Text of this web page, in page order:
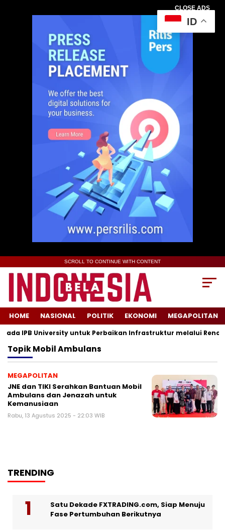
CLOSE ADS
SCROLL TO CONTINUE WITH CONTENT
HOME NASIONAL POLITIK EKONOMI MEGAPOLITAN
IPB University untuk Perbaikan Infrastruktur melalui
TopikMobil Ambulans
MEGAPOLITAN
JNE dan TIKI Serahkan Bantuan Mobil
Ambulans dan Jenazah untuk
Kemanusiaan
Rabu, 13 Agustus 2025 - 22:03 WIB
TRENDING
Satu Dekade FXTRADING.com, Siap Menuju
Fase Pertumbuhan Berikutnya
ID